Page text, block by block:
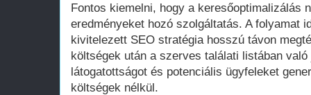
Fontos kiemelni, hogy a keresőoptimalizálás
eredményeket hozó szolgáltatás. A folyamat
kivitelezett SEO stratégia hosszú távon
költségek után a szerves találati listában
látogatottságot és potenciális ügyfeleket
költségek nélkül.